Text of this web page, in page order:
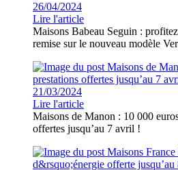
26/04/2024
Lire l'article
Maisons Babeau Seguin :
remise sur le nouveau modèle
21/03/2024
Lire l'article
Maisons de Manon : 10 000
offertes jusqu’au 7 avril !